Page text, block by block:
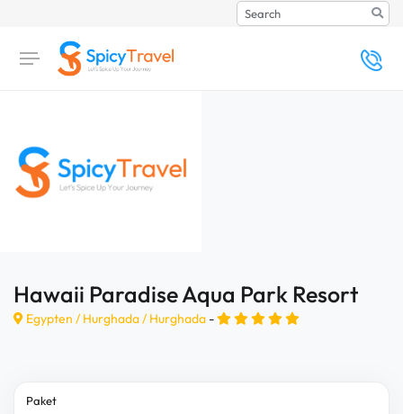
Search
Hawaii Paradise Aqua Park Resort
Egypten / Hurghada/ Hurghada -
Paket